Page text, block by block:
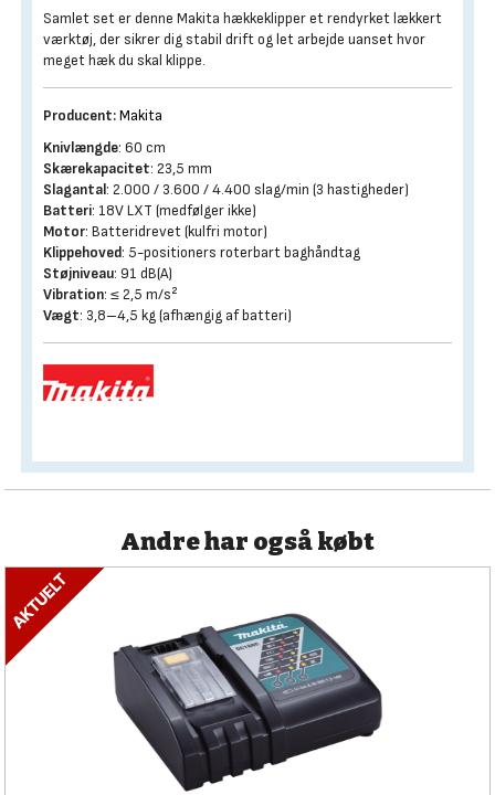
Samlet set er denne Makita hækkeklipper et rendyrket lækkert
værktøj, der sikrer dig stabil drift og let arbejde uanset hvor
meget hæk du skal klippe.
Producent:Makita
Knivlængde: 60 cm
Skærekapacitet: 23,5 mm
Slagantal: 2.000 / 3.600 / 4.400 slag/min (3 hastigheder)
Batteri: 18V LXT (medfølger ikke)
Motor: Batteridrevet (kulfri motor)
Klippehoved: 5-positioners roterbart baghåndtag
Støjniveau: 91 dB(A)
Vibration: ≤ 2,5 m/s²
Vægt: 3,8–4,5 kg (afhængig af batteri)
Andre har også købt